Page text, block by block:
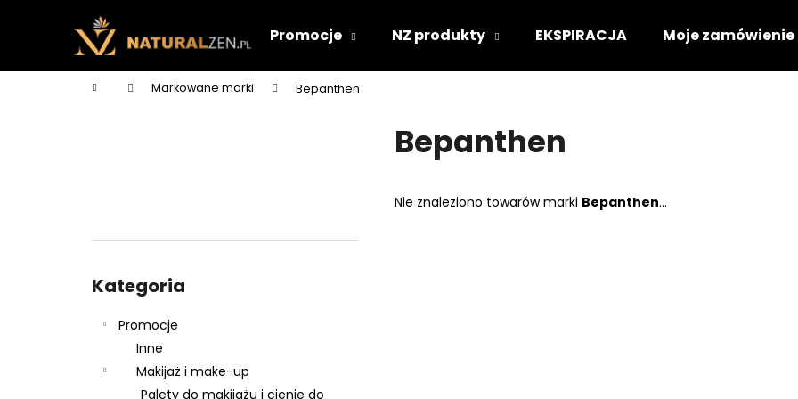
Promocje NZ produkty EKSPIRACJA Moje zamówienie
Home Markowane marki Bepanthen
kategorie
Kategoria
Promocje
Inne
Makijaż i make-up
Palety do makijażu i cienie do
Bepanthen
Nie znaleziono towarów marki Bepanthen...
z
powrotem
powrotem